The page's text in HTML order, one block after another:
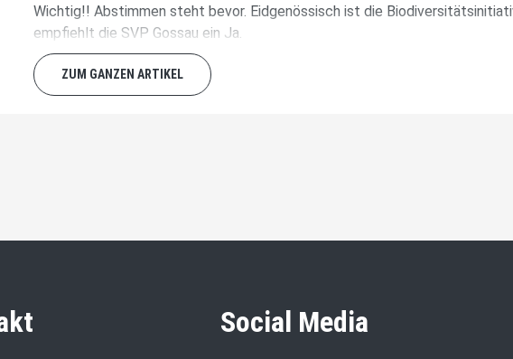
Wichtig!! Abstimmen steht bevor. Eidgenössisch ist die
empfiehlt die SVP Gossau ein Ja.
ZUM GANZEN ARTIKEL
Social Media